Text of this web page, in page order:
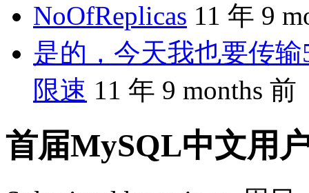
NoOfReplicas 11 年 9
是的，今天我也要传
限速 11 年 9 months 前
首届MySQL中文用